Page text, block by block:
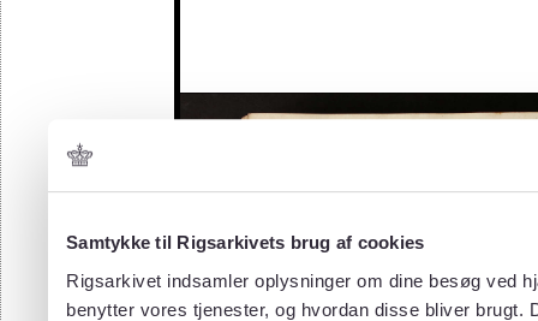
Samtykke til Rigsarkivets brug af cookies
Rigsarkivet indsamler oplysninger om dine besøg ved
benytter vores tjenester, og hvordan disse bliver